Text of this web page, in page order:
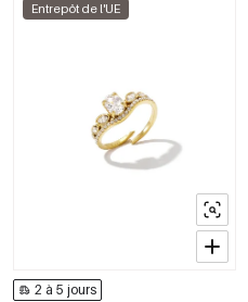
Entrepôt de l'UE
2 à 5 jours